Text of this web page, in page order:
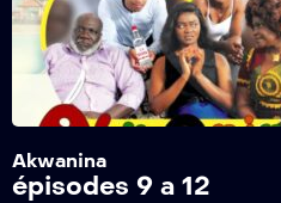
Akwanina
épisodes 9 a 12